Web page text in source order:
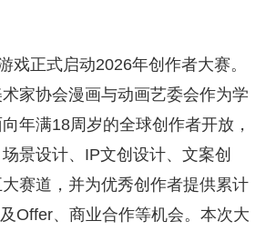
戏正式启动2026年创作者大赛。
家协会漫画与动画艺委会作为学
年满18周岁的全球创作者开放，
景设计、IP文创设计、文案创
赛道，并为优秀创作者提供累计
Offer、商业合作等机会。本次大